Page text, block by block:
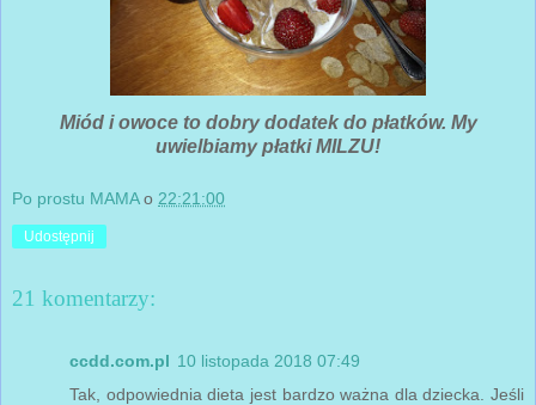
Miód i owoce to dobry dodatek do płatków. My
uwielbiamy płatki MILZU!
Po prostu MAMA o 22:21:00
Udostępnij
21 komentarzy:
ccdd.com.pl 10 listopada 2018 07:49
Tak, odpowiednia dieta jest bardzo ważna dla dziecka. Jeśli